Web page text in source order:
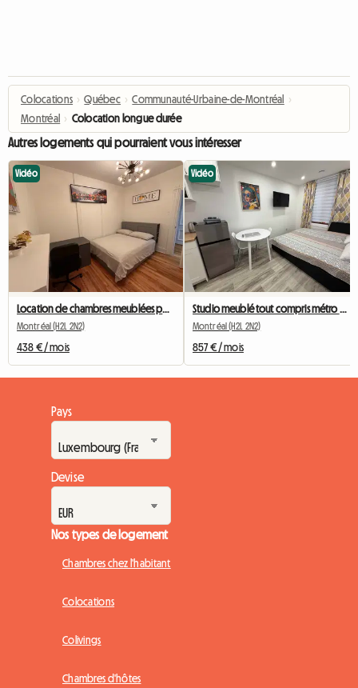
Colocations › Québec › Communauté-Urbaine-de-Montréal
›
Montréal › Colocation longue durée
Autres logements qui pourraient vous intéresser
Vidéo
Location de chambres meublées pour étudiants à Montréal
Montréal (H2L 2N2)
438 € / mois
Vidéo
Montréal (H2L 2N2)
857 € / mois
Pays
Devise
Nos types de logement
Chambres chez l'habitant
Colocations
Colivings
Chambres d'hôtes